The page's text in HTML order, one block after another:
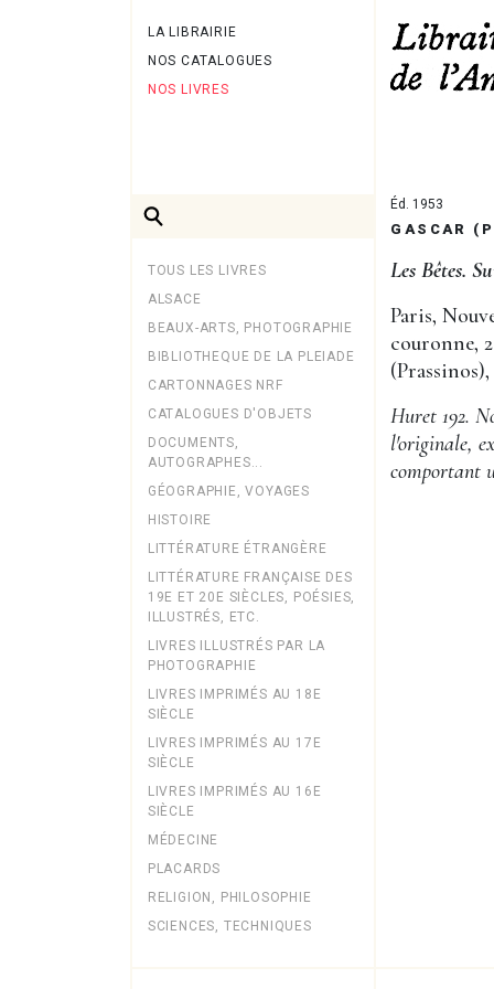
LA LIBRAIRIE
NOS CATALOGUES
NOS LIVRES
TOUS LES LIVRES
ALSACE
BEAUX-ARTS, PHOTOGRAPHIE
BIBLIOTHEQUE DE LA PLEIADE
CARTONNAGES NRF
CATALOGUES D'OBJETS
DOCUMENTS,
AUTOGRAPHES...
GÉOGRAPHIE, VOYAGES
HISTOIRE
LITTÉRATURE ÉTRANGÈRE
LITTÉRATURE FRANÇAISE DES
19E ET 20E SIÈCLES, POÉSIES,
ILLUSTRÉS, ETC.
LIVRES ILLUSTRÉS PAR LA
PHOTOGRAPHIE
LIVRES IMPRIMÉS AU 18E
SIÈCLE
LIVRES IMPRIMÉS AU 17E
SIÈCLE
LIVRES IMPRIMÉS AU 16E
SIÈCLE
MÉDECINE
PLACARDS
RELIGION, PHILOSOPHIE
SCIENCES, TECHNIQUES
Éd. 1953
GASCAR
Les Bêtes.
Paris,
couronne,
Huret 192.
l'originale,
comportant